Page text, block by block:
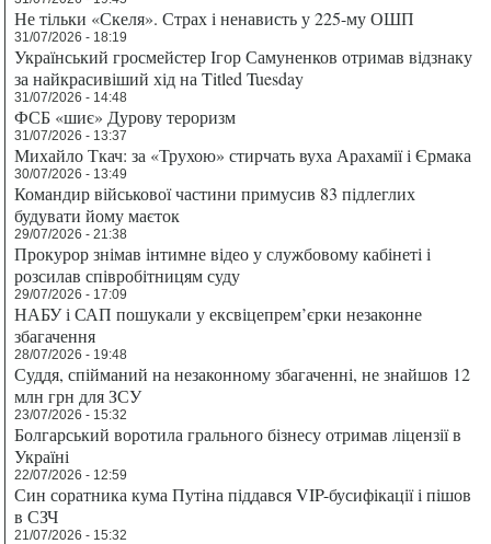
Не тільки «Скеля». Страх і ненависть у 225-му ОШП
31/07/2026 - 18:19
Український гросмейстер Ігор Самуненков отримав відзнаку
за найкрасивіший хід на Titled Tuesday
31/07/2026 - 14:48
ФСБ «шиє» Дурову тероризм
31/07/2026 - 13:37
Михайло Ткач: за «Трухою» стирчать вуха Арахамії і Єрмака
30/07/2026 - 13:49
Командир військової частини примусив 83 підлеглих
будувати йому маєток
29/07/2026 - 21:38
Прокурор знімав інтимне відео у службовому кабінеті і
розсилав співробітницям суду
29/07/2026 - 17:09
НАБУ і САП пошукали у ексвіцепрем’єрки незаконне
збагачення
28/07/2026 - 19:48
Суддя, спійманий на незаконному збагаченні, не знайшов 12
млн грн для ЗСУ
23/07/2026 - 15:32
Болгарський воротила грального бізнесу отримав ліцензії в
Україні
22/07/2026 - 12:59
Син соратника кума Путіна піддався VIP-бусифікації і пішов
в СЗЧ
21/07/2026 - 15:32